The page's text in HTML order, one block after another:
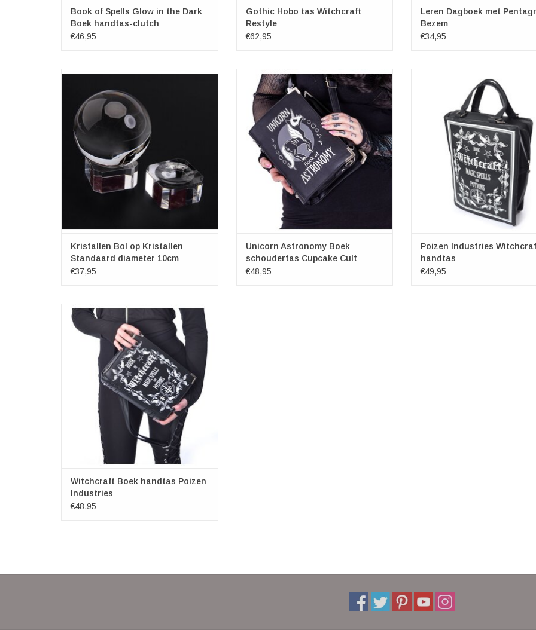
Book of Spells Glow in the Dark
Boek handtas-clutch
€46,95
Gothic Hobo tas Witchcraft
Restyle
€62,95
Leren Dagboek met
Bezem
€34,95
Kristallen Bol op Standaard
TOEVOEGEN AAN WINKELWAGEN
Kristallen Bol op Kristallen
Standaard diameter 10cm
€37,95
Unicorn Astronomy Boek schoudertas
Cupcake Cult
Afmetingen: (bxhxd) ca. 25cm x 19cm x 7cm
TOEVOEGEN AAN WINKELWAGEN
Unicorn Astronomy Boek
schoudertas Cupcake Cult
€48,95
"Witchcraft". Een ruime tas om er
heksenspullen in te stoppen. Als je
bezem ga vliegen, kun je de tas
crossover dragen.
TOEVOEGEN AAN
Poizen Industries
handtas
€49,95
Witchcraft Boek handtas Poizen Industries
Afmetingen: (bxhxd) ongeveer 25cm x 19cm
x 7cm.
TOEVOEGEN AAN WINKELWAGEN
Witchcraft Boek handtas Poizen
Industries
€48,95